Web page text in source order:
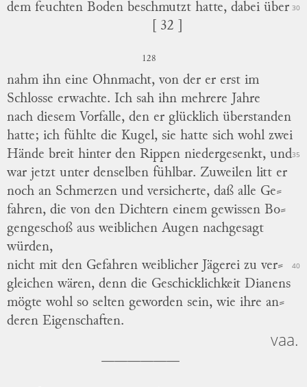
dem feuchten Boden beschmutzt hatte, dabei über 30
[ 32 ]
128
nahm ihn eine Ohnmacht, von der er erst im
Schlosse erwachte. Ich sah ihn mehrere Jahre
nach diesem Vorfalle, den er glücklich überstanden
hatte; ich fühlte die Kugel, sie hatte sich wohl zwei
Hände breit hinter den Rippen niedergesenkt, und35
war jetzt unter denselben fühlbar. Zuweilen litt er
noch an Schmerzen und versicherte, daß alle Ge⸗
fahren, die von den Dichtern einem gewissen Bo⸗
gengeschoß aus weiblichen Augen nachgesagt
würden,
nicht mit den Gefahren weiblicher Jägerei zu ver⸗ 40
gleichen wären, denn die Geschicklichkeit Dianens
mögte wohl so selten geworden sein, wie ihre an⸗
deren Eigenschaften.
vaa.